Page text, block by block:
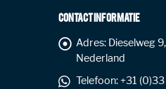
CONTACT INFORMATIE
Adres: Dieselweg
Nederland
Telefoon: +31